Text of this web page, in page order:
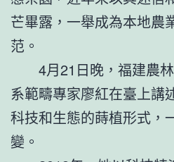
芒畢露，一舉成為本地農
范。
4月21日晚，福建農
系範疇專家廖紅在臺上講
科技和生態的蒔植形式，
變。